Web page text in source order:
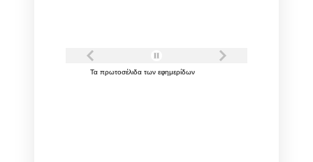
Τα πρωτοσέλιδα των εφημερίδων